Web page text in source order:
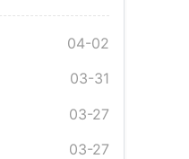
04-02
03-31
03-27
03-27